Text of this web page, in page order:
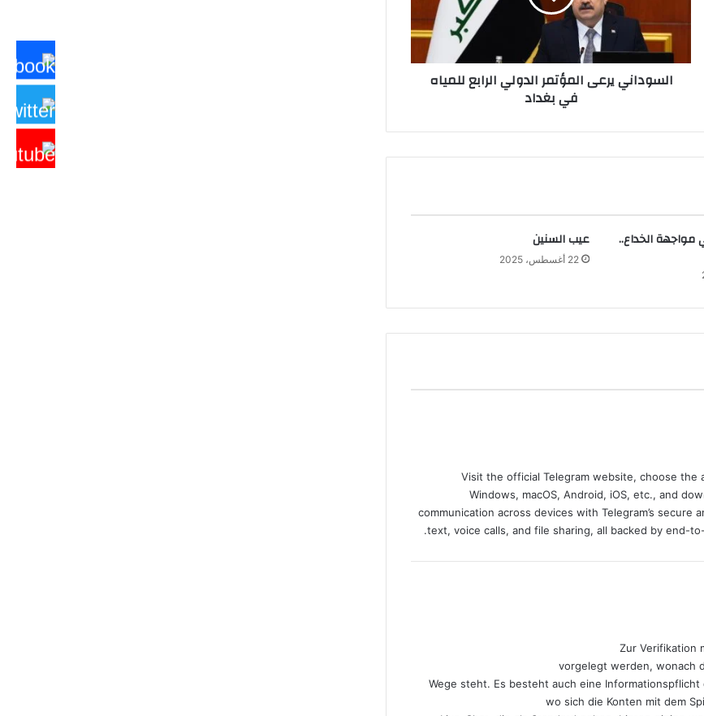
في
السوداني يرعى المؤتمر الدولي الرابع للمياه
في بغداد
مواجهة الخداع.. عيب السنين
22 أغسطس، 2025
Visit the official Telegram website, choose the
Windows, macOS, Android, iOS, etc., and
communication across devices with Telegram’s secure
text, voice calls, and file sharing, all backed by end-
Zur Verifikation
vorgelegt werden, wonach
Wege steht. Es besteht auch eine
wo sich die Konten mit dem